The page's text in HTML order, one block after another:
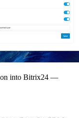
into Bitrix24 —